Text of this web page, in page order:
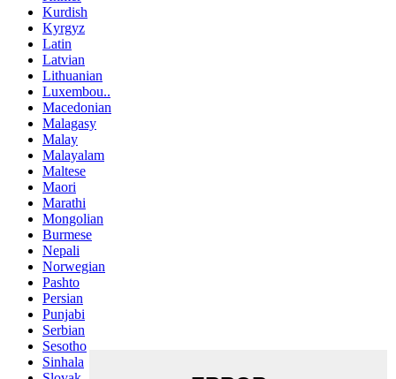
Kurdish
Kyrgyz
Latin
Latvian
Lithuanian
Luxembou..
Macedonian
Malagasy
Malay
Malayalam
Maltese
Maori
Marathi
Mongolian
Burmese
Nepali
Norwegian
Pashto
Persian
Punjabi
Serbian
Sesotho
Sinhala